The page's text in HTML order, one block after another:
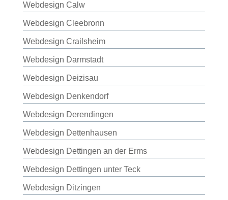
Webdesign Calw
Webdesign Cleebronn
Webdesign Crailsheim
Webdesign Darmstadt
Webdesign Deizisau
Webdesign Denkendorf
Webdesign Derendingen
Webdesign Dettenhausen
Webdesign Dettingen an der Erms
Webdesign Dettingen unter Teck
Webdesign Ditzingen